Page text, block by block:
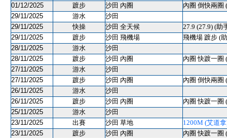
01/12/2025
踱步 沙田 內圈
內圈 倒快兩圈
29/11/2025
游水
沙田
29/11/2025
快操 沙田 全天候
27.9 (27.9) (助
29/11/2025
踱步 沙田 飛機場
飛機場 踱步 (
28/11/2025
游水
沙田
28/11/2025
踱步 沙田 內圈
內圈 快踱一圈
27/11/2025
游水
沙田
27/11/2025
踱步 沙田 內圈
內圈 倒快兩圈
26/11/2025
游水
沙田
26/11/2025
踱步 沙田 內圈
內圈 快踱一圈
25/11/2025
游水
沙田
23/11/2025
出賽 沙田 草地
1200M (艾道
23/11/2025
踱步 沙田 內圈
內圈 快踱一圈